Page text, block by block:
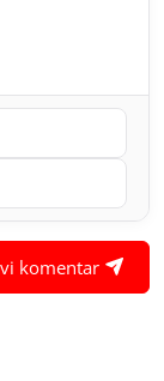
komentar